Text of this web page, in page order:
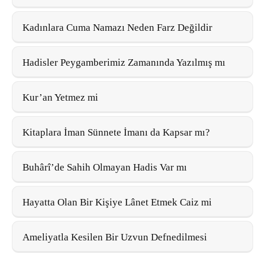
Kadınlara Cuma Namazı Neden Farz Değildir
Hadisler Peygamberimiz Zamanında Yazılmış mı
Kur’an Yetmez mi
Kitaplara İman Sünnete İmanı da Kapsar mı?
Buhârî’de Sahih Olmayan Hadis Var mı
Hayatta Olan Bir Kişiye Lânet Etmek Caiz mi
Ameliyatla Kesilen Bir Uzvun Defnedilmesi